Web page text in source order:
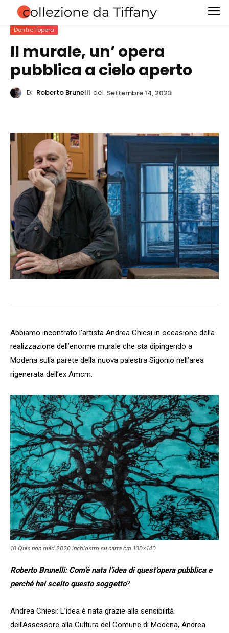
Dentro l'opera
Il murale, un’ opera
pubblica a cielo aperto
Di Roberto Brunelli del Settembre 14, 2023
Abbiamo incontrato l’artista Andrea Chiesi in occasione della
realizzazione dell’enorme murale che sta dipingendo a
Modena sulla parete della nuova palestra Sigonio nell’area
rigenerata dell’ex Amcm.
10.Quis non quid 2020 inchiostro su carta cm 100×140
Roberto Brunelli: Com’è nata l’idea di quest’opera pubblica e
perché hai scelto questo soggetto?
Andrea Chiesi: L’idea è nata grazie alla sensibilità
dell’Assessore alla Cultura del Comune di Modena, Andrea